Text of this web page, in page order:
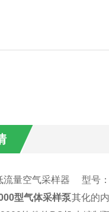
流量空气采样器 型号：
型气体采样泵其化的